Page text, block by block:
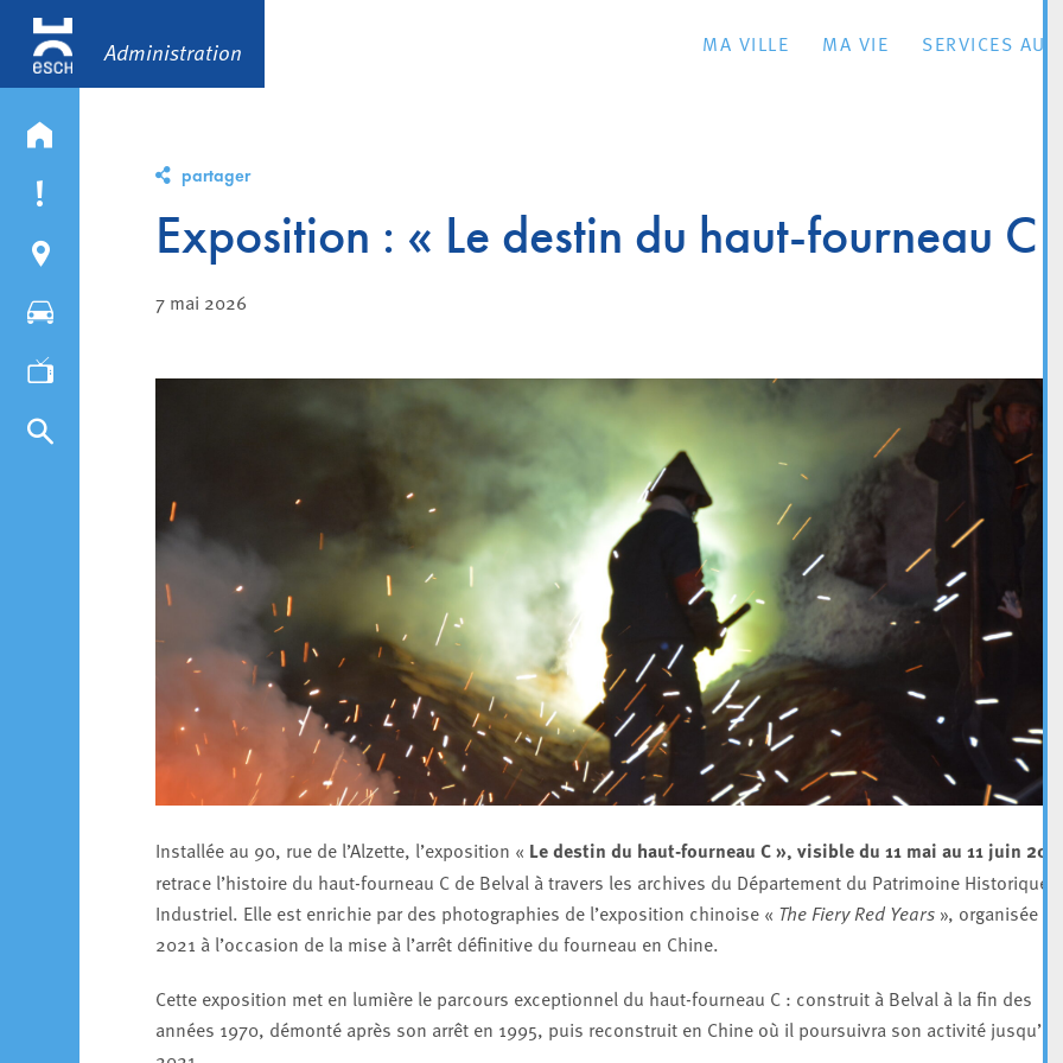
Administration MA VILLE MA VIE SERVICES AU
partager
Exposition : « Le destin du haut-fourneau C »
7 mai 2026
Installée au 90, rue de l’Alzette, l’exposition « Le destin du haut-fourneau C », visible du 11 mai au 11 juin 2026
retrace l’histoire du haut-fourneau C de Belval à travers les archives du Département du Patrimoine Historique et
Industriel. Elle est enrichie par des photographies de l’exposition chinoise « The Fiery Red Years», organisée en
2021 à l’occasion de la mise à l’arrêt définitive du fourneau en Chine.
Cette exposition met en lumière le parcours exceptionnel du haut-fourneau C : construit à Belval à la fin des
années 1970, démonté après son arrêt en 1995, puis reconstruit en Chine où il poursuivra son activité jusqu’en